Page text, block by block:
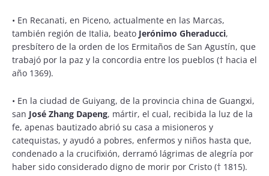
• En Recanati, en Piceno, actualmente en las Marcas,
también región de Italia, beato Jerónimo Gheraducci,
presbítero de la orden de los Ermitaños de San Agustín, que
trabajó por la paz y la concordia entre los pueblos († hacia el
año 1369).
• En la ciudad de Guiyang, de la provincia china de Guangxi,
san José Zhang Dapeng, mártir, el cual, recibida la luz de la
fe, apenas bautizado abrió su casa a misioneros y
catequistas, y ayudó a pobres, enfermos y niños hasta que,
condenado a la crucifixión, derramó lágrimas de alegría por
haber sido considerado digno de morir por Cristo († 1815).